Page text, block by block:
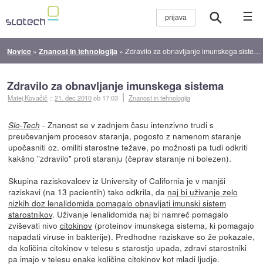
☰
Novice »Znanost in tehnologija »Zdravilo za obnavljanje imunskega sistema
Zdravilo za obnavljanje imunskega sistema
Matej Kovačič ::21. dec 2010ob 17:03 Znanost in tehnologija
Slo-Tech - Znanost se v zadnjem času intenzivno trudi s
preučevanjem procesov staranja, pogosto z namenom staranje
upočasniti oz. omiliti starostne težave, po možnosti pa tudi odkriti
kakšno "zdravilo" proti staranju (čeprav staranje ni bolezen).
Skupina raziskovalcev iz University of California je v manjši
raziskavi (na 13 pacientih) tako odkrila, da naj bi uživanje zelo
nizkih doz lenalidomida pomagalo obnavljati imunski sistem
starostnikov. Uživanje lenalidomida naj bi namreč pomagalo
zviševati nivo citokinov(proteinov imunskega sistema, ki pomagajo
napadati viruse in bakterije). Predhodne raziskave so že pokazale,
da količina citokinov v telesu s starostjo upada, zdravi starostniki
pa imajo v telesu enake količine citokinov kot mladi ljudje.